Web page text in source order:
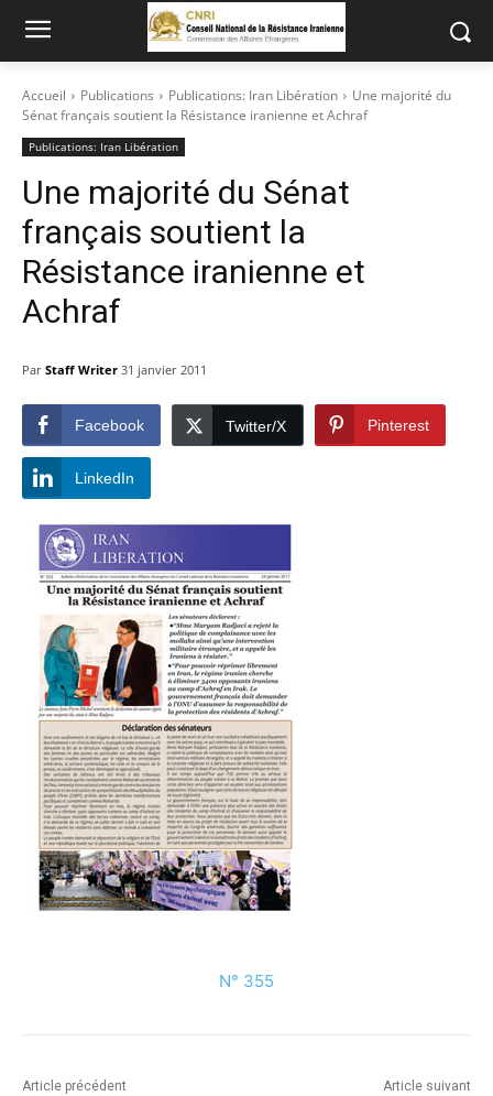
Accueil Publications Publications: Iran Libération
Une majorité du
Sénat français soutient la Résistance iranienne et Achraf
Publications: Iran Libération
Une majorité du Sénat
français soutient la
Résistance iranienne et
Achraf
Par Staff Writer 31 janvier 2011
Facebook Twitter/X Pinterest
LinkedIn
N° 355
Article précédent Article suivant